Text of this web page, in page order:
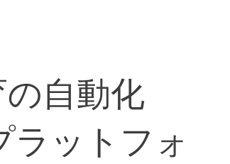
自動化
ラットフォ